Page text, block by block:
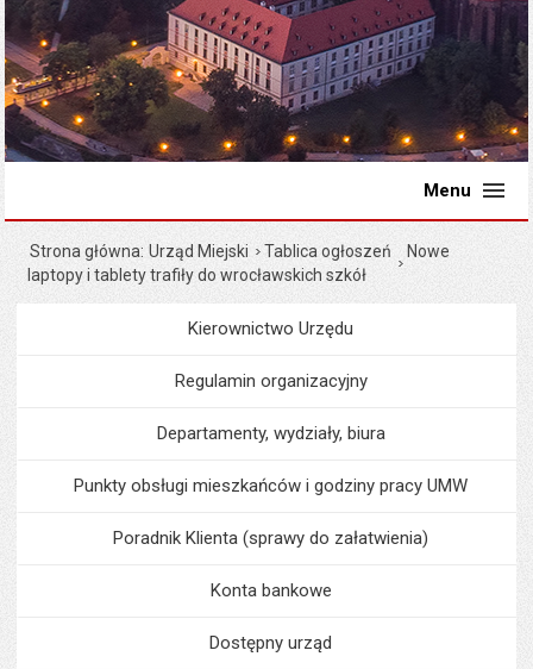
Menu
Strona główna Urząd Miejski Tablica ogłoszeń
Nowe
laptopy i tablety trafiły do wrocławskich szkół
MenuUrząd Miejski
Kierownictwo Urzędu
Regulamin organizacyjny
Departamenty, wydziały, biura
Punkty obsługi mieszkańców i godziny pracy UMW
Poradnik Klienta (sprawy do załatwienia)
Konta bankowe
Dostępny urząd